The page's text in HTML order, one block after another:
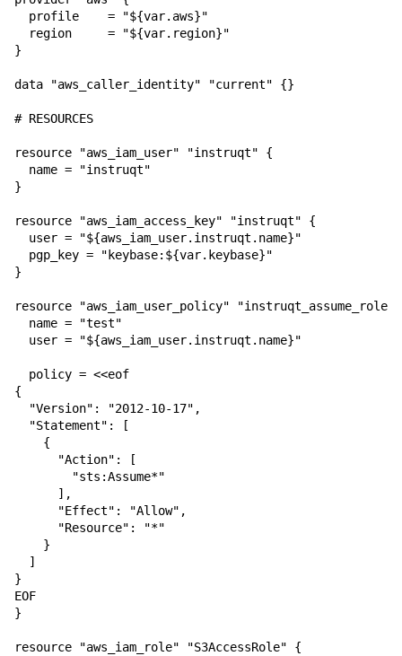
  profile    = "${var.aws}"
  region     = "${var.region}"
}
data "aws_caller_identity" "current" {}
# RESOURCES
resource "aws_iam_user" "instruqt" {
  name = "instruqt"
}
resource "aws_iam_access_key" "instruqt" {
  user = "${aws_iam_user.instruqt.name}"
  pgp_key = "keybase:${var.keybase}"
}
resource "aws_iam_user_policy" "instruqt_assume_role"
  name = "test"
  user = "${aws_iam_user.instruqt.name}"
  policy = <<eof
{
  "Version": "2012-10-17",
  "Statement": [
    {
      "Action": [
        "sts:Assume*"
      ],
      "Effect": "Allow",
      "Resource": "*"
    }
  ]
}
EOF
}
resource "aws_iam_role" "S3AccessRole" {